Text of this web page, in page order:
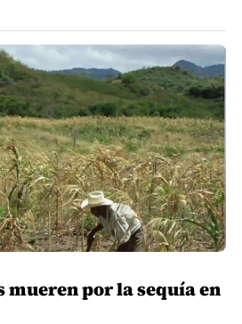
mueren por la sequía en